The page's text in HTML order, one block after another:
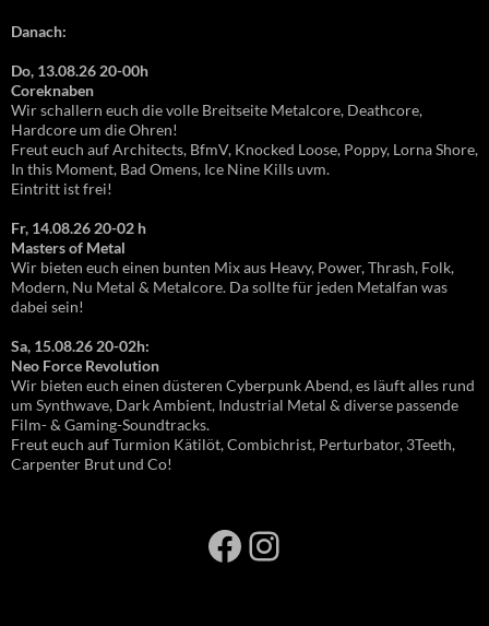
Danach:
Do, 13.08.26 20-00h
Coreknaben
Wir schallern euch die volle Breitseite Metalcore, Deathcore,
Hardcore um die Ohren!
Freut euch auf Architects, BfmV, Knocked Loose, Poppy, Lorna Shore,
In this Moment, Bad Omens, Ice Nine Kills uvm.
Eintritt ist frei!
Fr, 14.08.26 20-02 h
Masters of Metal
Wir bieten euch einen bunten Mix aus Heavy, Power, Thrash, Folk,
Modern, Nu Metal & Metalcore. Da sollte für jeden Metalfan was
dabei sein!
Sa, 15.08.26 20-02h:
Neo Force Revolution
Wir bieten euch einen düsteren Cyberpunk Abend, es läuft alles rund
um Synthwave, Dark Ambient, Industrial Metal & diverse passende
Film- & Gaming-Soundtracks.
Freut euch auf Turmion Kätilöt, Combichrist, Perturbator, 3Teeth,
Carpenter Brut und Co!
Facebook
Instagram